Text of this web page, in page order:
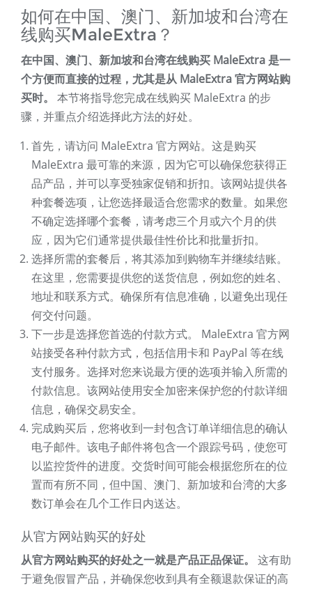
如何在中国、澳门、新加坡和台湾在
线购买MaleExtra？
在中国、澳门、新加坡和台湾在线购买 MaleExtra 是一
个方便而直接的过程，尤其是从 MaleExtra 官方网站购
买时。
本节将指导您完成在线购买 MaleExtra 的步
骤，并重点介绍选择此方法的好处。
首先，请访问 MaleExtra 官方网站。这是购买
MaleExtra 最可靠的来源，因为它可以确保您获得正
品产品，并可以享受独家促销和折扣。该网站提供各
种套餐选项，让您选择最适合您需求的数量。如果您
不确定选择哪个套餐，请考虑三个月或六个月的供
应，因为它们通常提供最佳性价比和批量折扣。
选择所需的套餐后，将其添加到购物车并继续结账。
在这里，您需要提供您的送货信息，例如您的姓名、
地址和联系方式。确保所有信息准确，以避免出现任
何交付问题。
下一步是选择您首选的付款方式。 MaleExtra 官方网
站接受各种付款方式，包括信用卡和 PayPal 等在线
支付服务。选择对您来说最方便的选项并输入所需的
付款信息。该网站使用安全加密来保护您的付款详细
信息，确保交易安全。
完成购买后，您将收到一封包含订单详细信息的确认
电子邮件。该电子邮件将包含一个跟踪号码，使您可
以监控货件的进度。交货时间可能会根据您所在的位
置而有所不同，但中国、澳门、新加坡和台湾的大多
数订单会在几个工作日内送达。
从官方网站购买的好处
从官方网站购买的好处之一就是产品正品保证。
这有助
于避免假冒产品，并确保您收到具有全额退款保证的高